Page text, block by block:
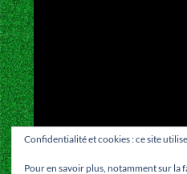
Confidentialité et cookies : ce site
Pour en savoir plus, notamment sur la